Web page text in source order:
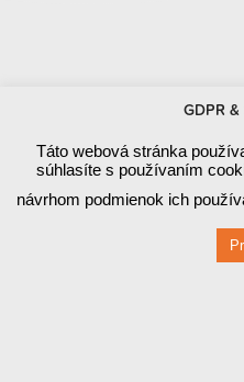
GDPR
Táto webová stránka
súhlasíte s používaním
návrhom podmienok ich